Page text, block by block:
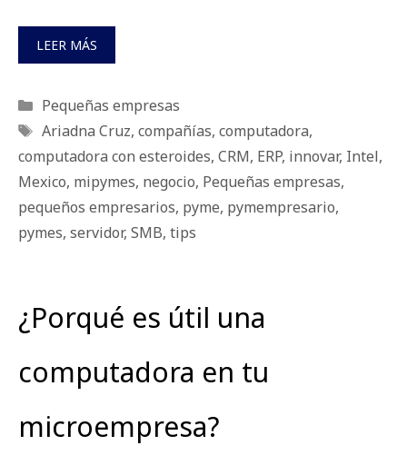
LEER MÁS
Categorías
Pequeñas empresas
Etiquetas
Ariadna Cruz, compañías, computadora,
computadora con esteroides, CRM, ERP, innovar, Intel,
Mexico, mipymes, negocio, Pequeñas empresas,
pequeños empresarios, pyme, pymempresario,
pymes, servidor, SMB, tips
¿Porqué es útil una
computadora en tu
microempresa?